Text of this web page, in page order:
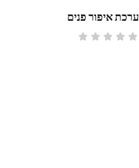
ערכת איפור פנים